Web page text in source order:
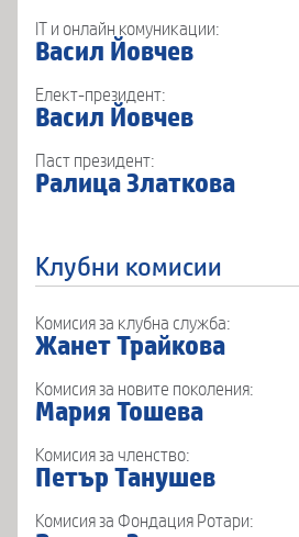
IT и онлайн комуникации:
Васил Йовчев
Елект-президент:
Васил Йовчев
Паст президент:
Ралица Златкова
Клубни комисии
Комисия за клубна служба:
Жанет Трайкова
Комисия за новите поколения:
Мария Тошева
Комисия за членство:
Петър Танушев
Комисия за Фондация Ротари: